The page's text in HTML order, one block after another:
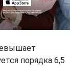
порядка 6,5